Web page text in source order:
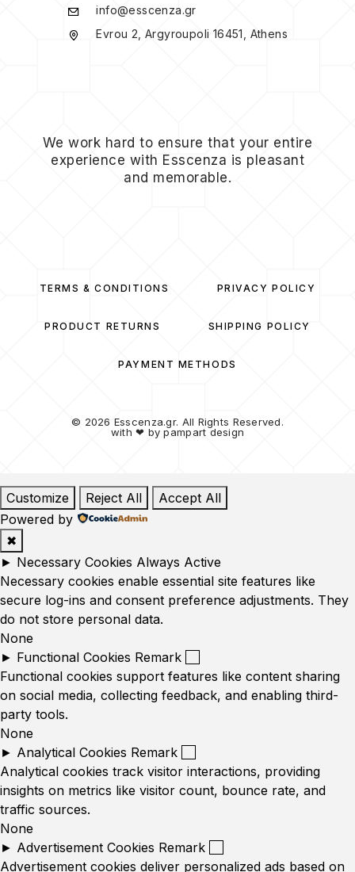
info@esscenza.gr
Evrou 2, Argyroupoli 16451, Athens
We work hard to ensure that your entire
experience with Esscenza is pleasant
and memorable.
TERMS & CONDITIONS PRIVACY POLICY
PRODUCT RETURNS SHIPPING POLICY
PAYMENT METHODS
© 2026 Esscenza.gr. All Rights Reserved.
with ❤ bypampart design
Customize Reject All
Accept All
Powered by
✖
► Necessary Cookies Always Active
Necessary cookies enable essential site features like
secure log-ins and consent preference adjustments. They
do not store personal data.
None
► Functional Cookies Remark
Functional cookies support features like content sharing
on social media, collecting feedback, and enabling third-
party tools.
None
► Analytical Cookies Remark
Analytical cookies track visitor interactions, providing
insights on metrics like visitor count, bounce rate, and
traffic sources.
None
► Advertisement Cookies Remark
Advertisement cookies deliver personalized ads based on